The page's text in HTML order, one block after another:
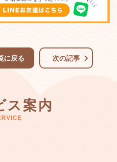
に戻る 次の記事
ス案内